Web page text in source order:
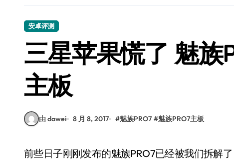
S26+颜值暴增！三星机皇美颜秘籍曝光
三星Galaxy Z TriFold，三折叠屏新风尚，一
安卓评测
三星苹果慌了 魅族
主板
由 dawei 8 月 8, 2017 #魅族PRO7 #魅族PRO7主板
前些日子刚刚发布的魅族PRO7已经被我们拆解了，我们发现该机竟然和iPhone以及三星Galaxy